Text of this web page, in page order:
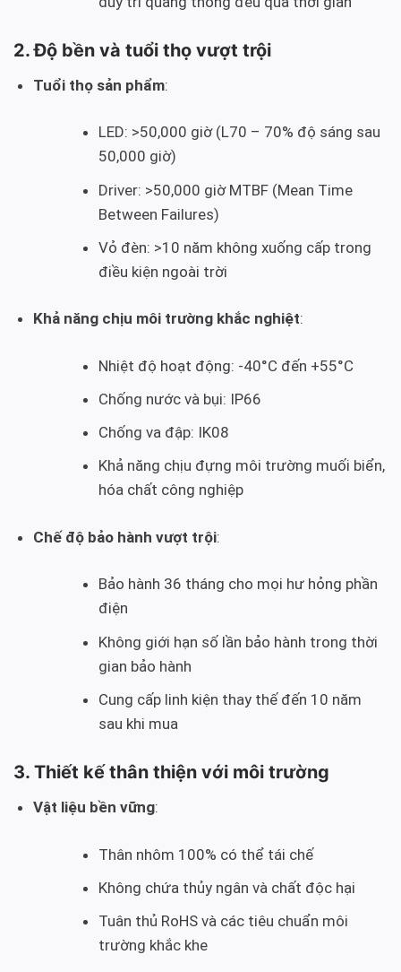
2. Độ bền và tuổi thọ vượt trội
Tuổi thọ sản phẩm:
LED: >50,000 giờ (L70 – 70% độ sáng sau
50,000 giờ)
Driver: >50,000 giờ MTBF (Mean Time
Between Failures)
Vỏ đèn: >10 năm không xuống cấp trong
điều kiện ngoài trời
Khả năng chịu môi trường khắc nghiệt:
Nhiệt độ hoạt động: -40°C đến +55°C
Chống nước và bụi: IP66
Chống va đập: IK08
Khả năng chịu đựng môi trường muối biển,
hóa chất công nghiệp
Chế độ bảo hành vượt trội:
Bảo hành 36 tháng cho mọi hư hỏng phần
điện
Không giới hạn số lần bảo hành trong thời
gian bảo hành
Cung cấp linh kiện thay thế đến 10 năm
sau khi mua
3. Thiết kế thân thiện với môi trường
Vật liệu bền vững:
Thân nhôm 100% có thể tái chế
Không chứa thủy ngân và chất độc hại
Tuân thủ RoHS và các tiêu chuẩn môi
trường khắc khe